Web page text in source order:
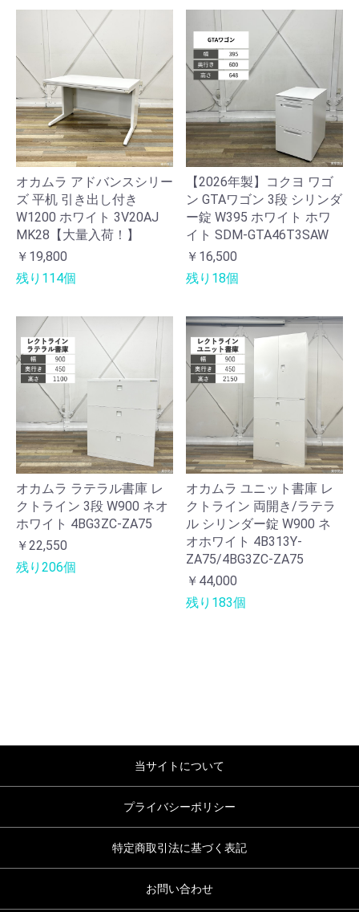
オカムラ アドバンスシリー
ズ 平机 引き出し付き
W1200 ホワイト 3V20AJ
MK28【大量入荷！】
￥19,800
残り114個
【2026年製】コクヨ ワゴ
ン GTAワゴン 3段 シリンダ
ー錠 W395 ホワイト ホワ
イト SDM-GTA46T3SAW
￥16,500
残り18個
オカムラ ラテラル書庫 レ
クトライン 3段 W900 ネオ
ホワイト 4BG3ZC-ZA75
￥22,550
残り206個
オカムラ ユニット書庫 レ
クトライン 両開き/ラテラ
ル シリンダー錠 W900 ネ
オホワイト 4B313Y-
ZA75/4BG3ZC-ZA75
￥44,000
残り183個
当サイトについて
プライバシーポリシー
特定商取引法に基づく表記
お問い合わせ